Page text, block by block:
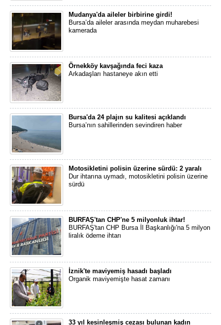
Mudanya'da aileler birbirine girdi!
Bursa’da aileler arasında meydan muharebesi
kamerada
Örnekköy kavşağında feci kaza
Arkadaşları hastaneye akın etti
Bursa'da 24 plajın su kalitesi açıklandı
Bursa’nın sahillerinden sevindiren haber
Motosikletini polisin üzerine sürdü: 2 yaralı
Dur ihtarına uymadı, motosikletini polisin üzerine
sürdü
BURFAŞ'tan CHP'ne 5 milyonluk ihtar!
BURFAŞ'tan CHP Bursa İl Başkanlığı'na 5 milyon
liralık ödeme ihtarı
İznik'te maviyemiş hasadı başladı
Organik maviyemişte hasat zamanı
33 yıl kesinleşmiş cezası bulunan kadın